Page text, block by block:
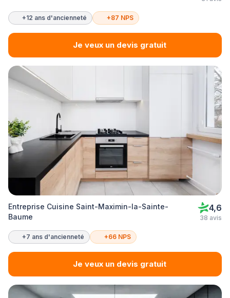
+12 ans d'ancienneté +87 NPS
Je veux un devis gratuit
Entreprise Cuisine Saint-Maximin-la-Sainte-
Baume
4,6
38 avis
+7 ans d'ancienneté +66 NPS
Je veux un devis gratuit